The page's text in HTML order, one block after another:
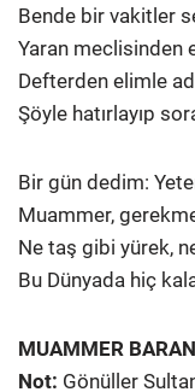
Bende bir vakitler
Yaran meclisinden
Defterden elimle
Şöyle hatırlayıp
Bir gün dedim:
Muammer,
Ne taş gibi yürek,
Bu Dünyada hiç
MUAMMER BARAN
Not: Gönüller